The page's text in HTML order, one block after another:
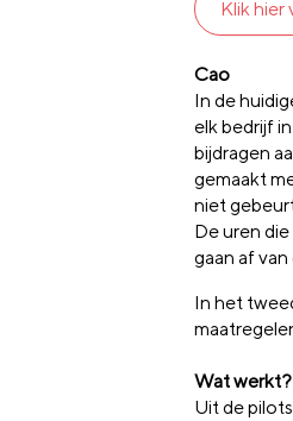
Klik hier
Cao
In de
elk bedrijf
bijdragen
gemaakt
niet
De uren
gaan af
In het
Wat werkt?
Uit de